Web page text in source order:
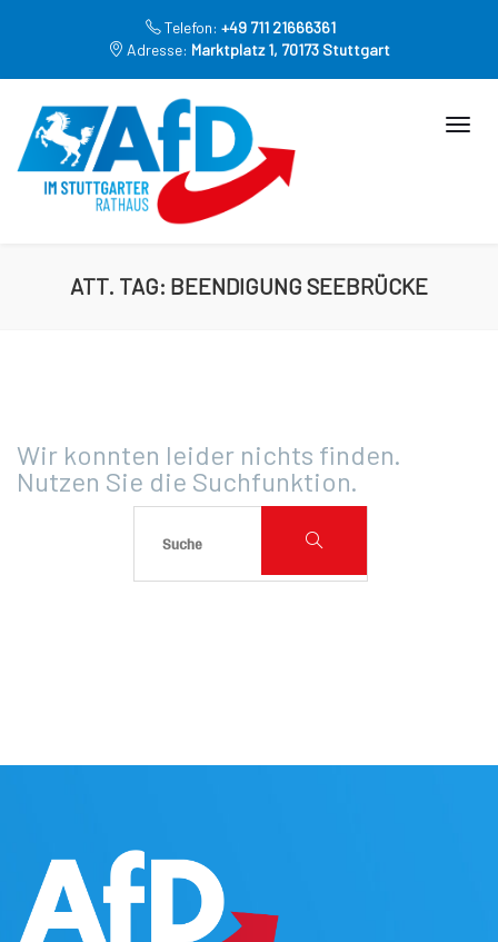
Telefon: +49 711 21666361
Adresse: Marktplatz 1, 70173 Stuttgart
ATT. TAG: BEENDIGUNG SEEBRÜCKE
Wir konnten leider nichts finden.
Nutzen Sie die Suchfunktion.